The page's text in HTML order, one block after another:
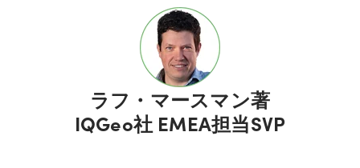
ラフ・マースマン著
IQGeo社 EMEA担当SVP